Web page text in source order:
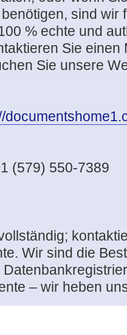
sind wir
% echte und
Sie
Sie unsere
(579) 550-7389
Wir sind die
– wir heben